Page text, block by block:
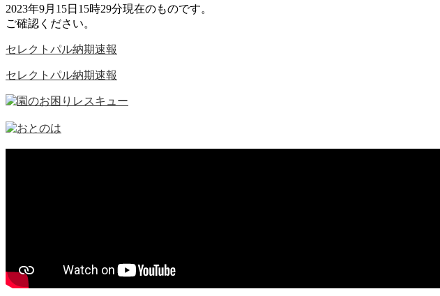
2023年9月15日15時29分現在のものです。
ご確認ください。
セレクトパル納期速報
セレクトパル納期速報